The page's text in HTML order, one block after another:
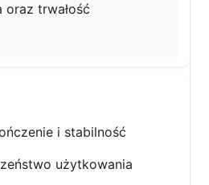
oraz trwałość
i stabilność
użytkowania